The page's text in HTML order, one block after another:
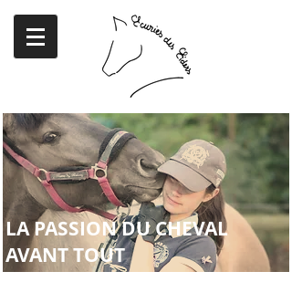
LA PASSION DU CHEVAL
AVANT TOUT